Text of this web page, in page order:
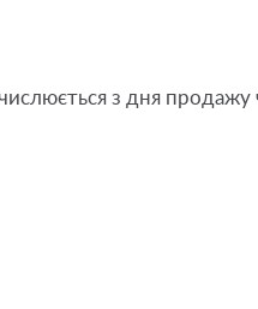
з дня продажу